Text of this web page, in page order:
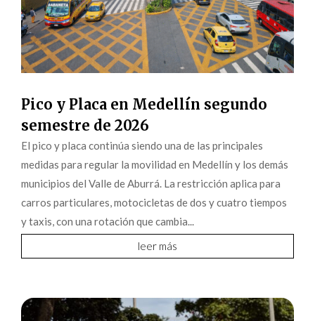
Pico y Placa en Medellín segundo
semestre de 2026
El pico y placa continúa siendo una de las principales
medidas para regular la movilidad en Medellín y los demás
municipios del Valle de Aburrá. La restricción aplica para
carros particulares, motocicletas de dos y cuatro tiempos
y taxis, con una rotación que cambia...
leer más